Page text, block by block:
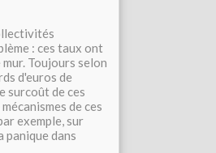
: ces taux ont
Toujours selon
d'euros de
surcoût de ces
de ces
exemple, sur
panique dans